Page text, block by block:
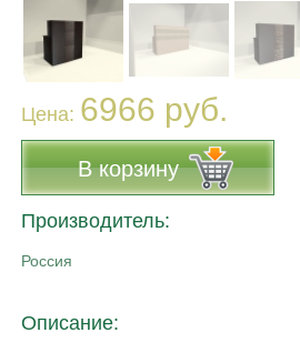
Цена: 6966 руб.
В корзину
Производитель:
Россия
Описание: